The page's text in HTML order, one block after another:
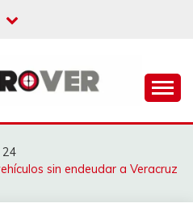
24
sin endeudar a Veracruz